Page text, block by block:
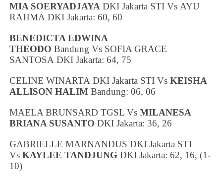
MIA SOERYADJAYA DKI Jakarta STI Vs AYU
RAHMADKI Jakarta: 60, 60
BENEDICTA EDWINA
THEODO Bandung Vs SOFIA GRACE
SANTOSADKI Jakarta: 64, 75
CELINE WINARTADKI Jakarta STI VsKEISHA
ALLISON HALIM Bandung: 06, 06
MAELA BRUNSARD TGSL VsMILANESA
BRIANA SUSANTODKI Jakarta: 36, 26
GABRIELLE MARNANDUSDKI Jakarta STI
VsKAYLEE TANDJUNGDKI Jakarta: 62, 16, (1-
10)